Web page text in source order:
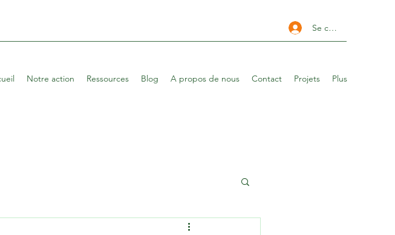
Se connecter
Notre action Ressources Blog A propos de nous Contact Projets Plus